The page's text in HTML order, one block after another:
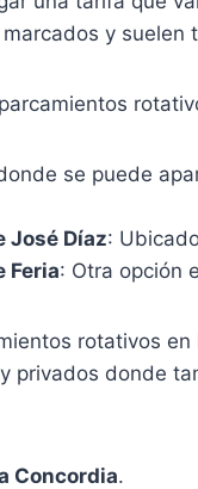
y suelen
se puede
José Díaz:
Feria: Otra opción
rotativos
privados donde
Concordia.